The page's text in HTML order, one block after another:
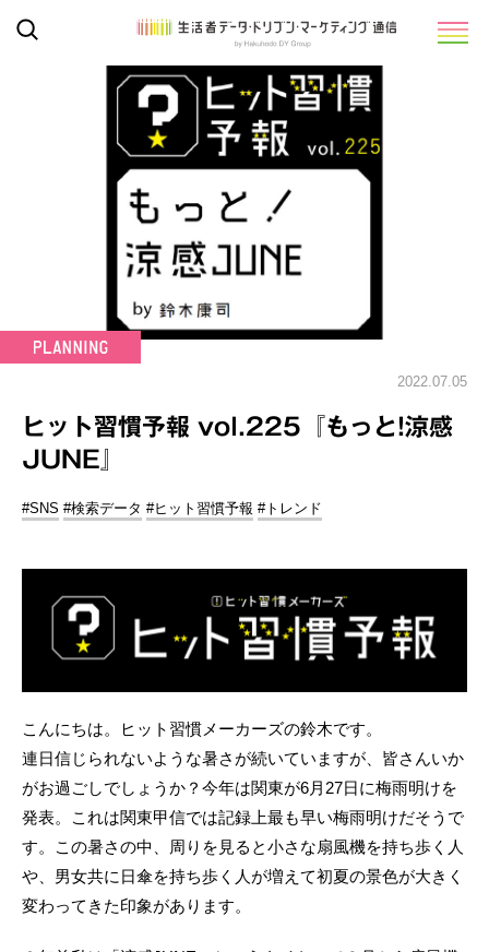
2022.07.05
ヒット習慣予報 vol.225『もっと!涼感
JUNE』
#SNS #検索データ #ヒット習慣予報 #トレンド
こんにちは。ヒット習慣メーカーズの鈴木です。
連日信じられないような暑さが続いていますが、皆さんいか
がお過ごしでしょうか？今年は関東が6月27日に梅雨明けを
発表。これは関東甲信では記録上最も早い梅雨明けだそうで
す。この暑さの中、周りを見ると小さな扇風機を持ち歩く人
や、男女共に日傘を持ち歩く人が増えて初夏の景色が大きく
変わってきた印象があります。